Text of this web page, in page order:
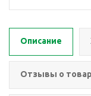
Описание
Отзывы о